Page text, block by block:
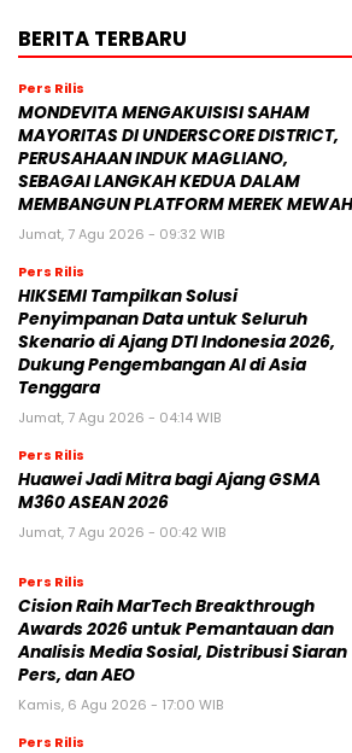
BERITA TERBARU
Pers Rilis
MONDEVITA MENGAKUISISI SAHAM
MAYORITAS DI UNDERSCORE DISTRICT,
PERUSAHAAN INDUK MAGLIANO,
SEBAGAI LANGKAH KEDUA DALAM
MEMBANGUN PLATFORM MEREK
Jumat, 7 Agu 2026 - 09:32 WIB
Pers Rilis
HIKSEMI Tampilkan Solusi
Penyimpanan Data untuk Seluruh
Skenario di Ajang DTI Indonesia 2026,
Dukung Pengembangan AI di Asia
Tenggara
Jumat, 7 Agu 2026 - 04:14 WIB
Pers Rilis
Huawei Jadi Mitra bagi Ajang GSMA
M360 ASEAN 2026
Jumat, 7 Agu 2026 - 00:42 WIB
Pers Rilis
Cision Raih MarTech Breakthrough
Awards 2026 untuk Pemantauan dan
Analisis Media Sosial, Distribusi Siaran
Pers, dan AEO
Kamis, 6 Agu 2026 - 17:00 WIB
Pers Rilis